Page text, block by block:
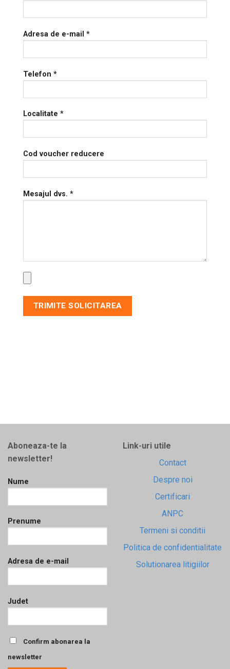
Adresa de e-mail *
Telefon *
Localitate *
Cod voucher reducere
Mesajul dvs. *
Aboneaza-te la
newsletter!
Nume
Prenume
Adresa de e-mail
Judet
Confirm abonarea la
newsletter
Link-uri utile
Contact
Despre noi
Certificari
ANPC
Termeni si conditii
Politica de confidentialitate
Solutionarea litigiilor